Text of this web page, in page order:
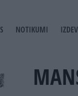
NOTIKUMI